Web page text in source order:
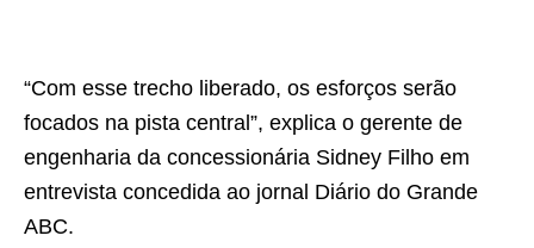
“Com esse trecho liberado, os esforços serão
focados na pista central”, explica o gerente de
engenharia da concessionária Sidney Filho em
entrevista concedida ao jornal Diário do Grande
ABC.